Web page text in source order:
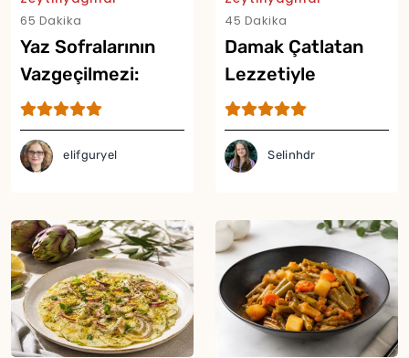
65 Dakika
Yaz Sofralarının
Vazgeçilmezi:
Zeytinyağlı
Barbunya Tarifi
elifguryel
45 Dakika
Damak Çatlatan
Lezzetiyle
Zeytinyağlı Bebek
Kabak Tarifi
Selinhdr